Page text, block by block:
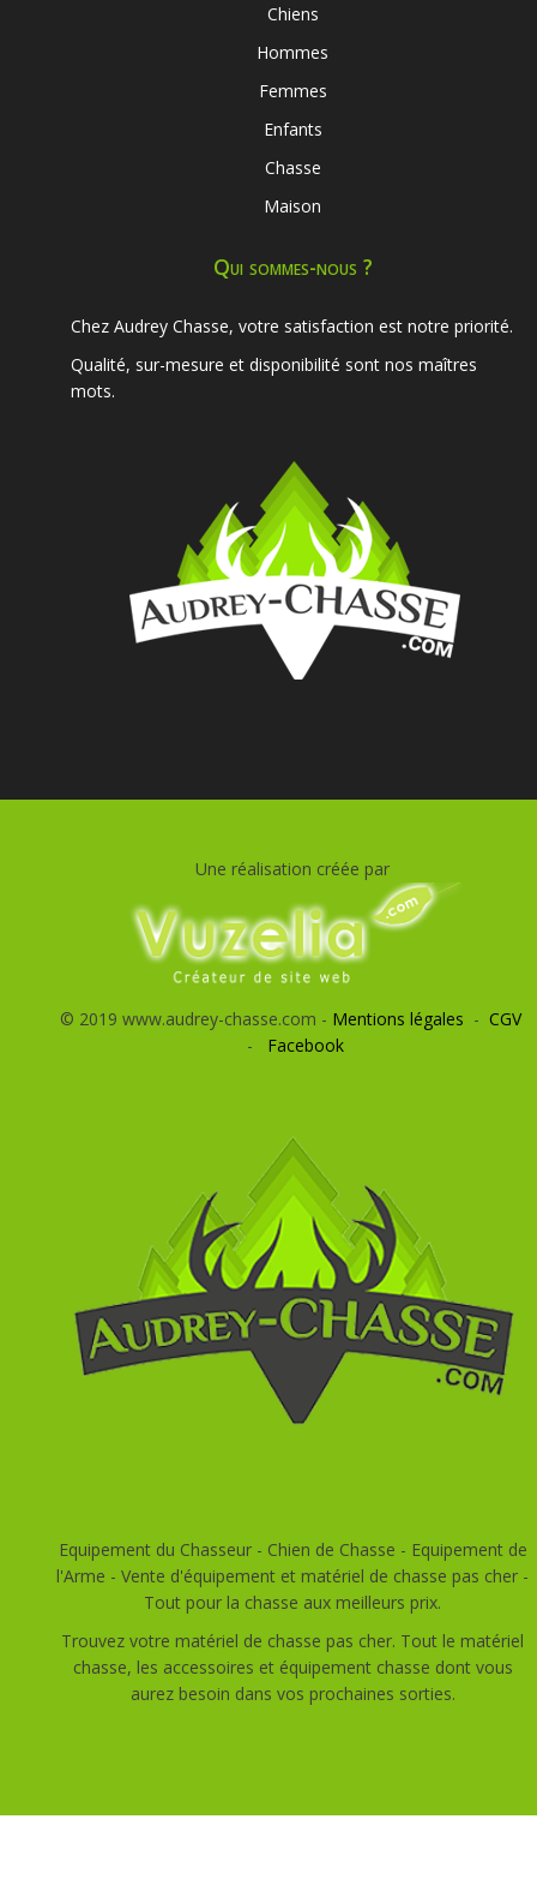
Chiens
Hommes
Femmes
Enfants
Chasse
Maison
Qui sommes-nous ?
Chez Audrey Chasse, votre satisfaction est notre priorité.
Qualité, sur-mesure et disponibilité sont nos maîtres
mots.
Une réalisation créée par
© 2019 www.audrey-chasse.com - Mentions légales - CGV
- Facebook
Equipement du Chasseur - Chien de Chasse - Equipement de
l'Arme - Vente d'équipement et matériel de chasse pas cher -
Tout pour la chasse aux meilleurs prix.
Trouvez votre matériel de chasse pas cher. Tout le matériel
chasse, les accessoires et équipement chasse dont vous
aurez besoin dans vos prochaines sorties.